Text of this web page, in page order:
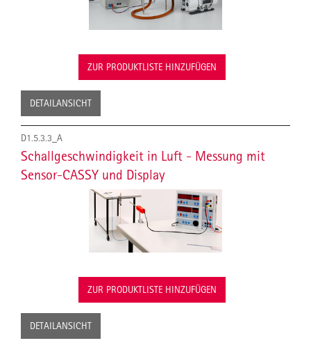
ZUR PRODUKTLISTE HINZUFÜGEN
DETAILANSICHT
D1.5.3.3_A
Schallgeschwindigkeit in Luft - Messung mit
Sensor-CASSY und Display
ZUR PRODUKTLISTE HINZUFÜGEN
DETAILANSICHT